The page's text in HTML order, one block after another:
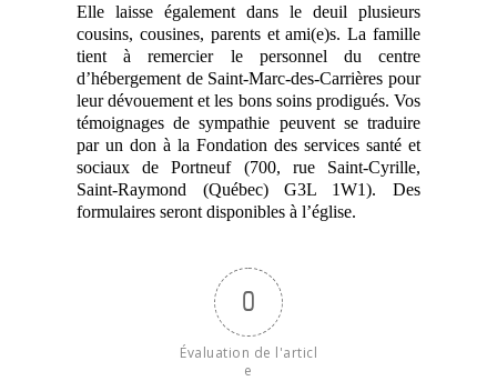
Elle laisse également dans le deuil plusieurs
cousins, cousines, parents et ami(e)s. La famille
tient à remercier le personnel du centre
d’hébergement de Saint-Marc-des-Carrières pour
leur dévouement et les bons soins prodigués. Vos
témoignages de sympathie peuvent se traduire
par un don à la Fondation des services santé et
sociaux de Portneuf (700, rue Saint-Cyrille,
Saint-Raymond (Québec) G3L 1W1). Des
formulaires seront disponibles à l’église.
0
Évaluation de l'articl
e